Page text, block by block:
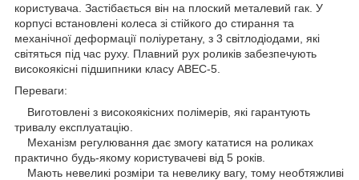
користувача. Застібається він на плоский металевий гак. У
корпусі встановлені колеса зі стійкого до стирання та
механічної деформації поліуретану, з 3 світлодіодами, які
світяться під час руху. Плавний рух роликів забезпечують
високоякісні підшипники класу ABEC-5.
Переваги:
Виготовлені з високоякісних полімерів, які гарантують
тривалу експлуатацію.
Механізм регулювання дає змогу кататися на роликах
практично будь-якому користувачеві від 5 років.
Мають невеликі розміри та невелику вагу, тому необтяжливі